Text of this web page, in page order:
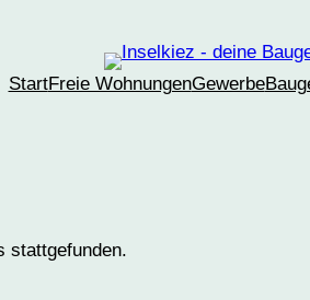
StartFreie WohnungenGewerbe
stattgefunden.